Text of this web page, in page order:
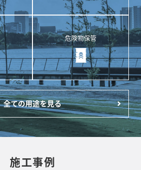
危険物保管
全ての用途を見る
施工事例